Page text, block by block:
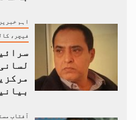
اہم
فیچر،
آفتاب